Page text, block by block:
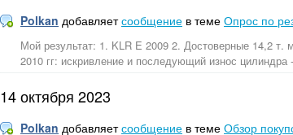
Polkan добавляетсообщение в теме Опрос по
Мой результат: 1. KLR E 2009 2. Достоверные 14,2
2010 гг: искривление и последующий износ
14 октября 2023
Polkan добавляетсообщение в теме Обзор